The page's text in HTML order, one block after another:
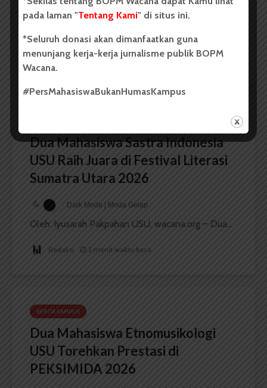
Perkebunan
Redaksi 2 menit waktu baca
Dua Mahasiswa Sastra Indonesia
USU Raih Juara di Festival Literasi
Sumatra Utara 2026
Dark Mode | Moda Gelap
Oleh: Iyusarah Pakpahan USU, wacana.org – Dua...
Redaksi 2 menit waktu baca
BERITA KAMPUS
Dua Mahasiswa Etnomusikologi
USU Torehkan Prestasi di
PEKSIMIDA 2026
pada laman "Tentang Kami" di situs ini.
*Seluruh donasi akan dimanfaatkan guna
menunjang kerja-kerja jurnalisme publik BOPM
Wacana.
#PersMahasiswaBukanHumasKampus